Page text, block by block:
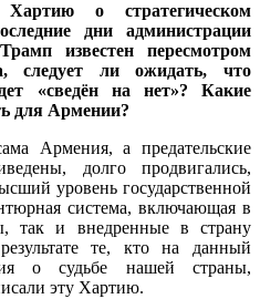
о стратегическом
дни администрации
известен пересмотром
следует ли ожидать, что
«сведён на нет»? Какие
для Армении?
Армения, а предательские
долго продвигались,
уровень государственной
система, включающая в
так и внедренные в страну
те, кто на данный
о судьбе нашей страны,
эту Хартию.